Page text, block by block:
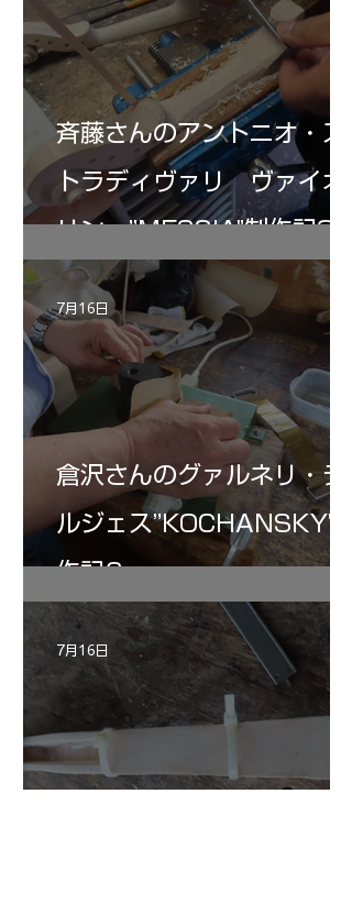
斉藤さんのアントニオ・ス
トラディヴァリ ヴァイオ
リン ”MESSIA"制作記32
倉沢さんのグァルネリ・デ
ルジェス”KOCHANSKY"制
作記6
7月16日
7月16日